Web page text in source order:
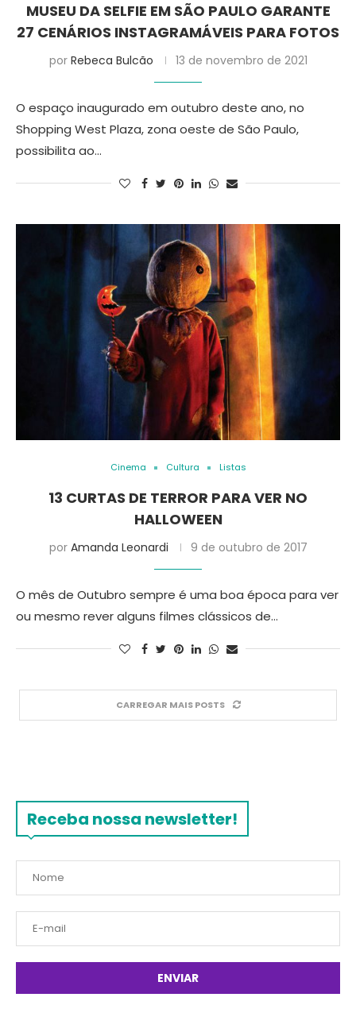
MUSEU DA SELFIE EM SÃO PAULO GARANTE
27 CENÁRIOS INSTAGRAMÁVEIS PARA FOTOS
por Rebeca Bulcão 13 de novembro de 2021
O espaço inaugurado em outubro deste ano, no
Shopping West Plaza, zona oeste de São Paulo,
possibilita ao…
Cinema Cultura Listas
13 CURTAS DE TERROR PARA VER NO
HALLOWEEN
por Amanda Leonardi 9 de outubro de 2017
O mês de Outubro sempre é uma boa época para ver
ou mesmo rever alguns filmes clássicos de…
CARREGAR MAIS POSTS
Receba nossa newsletter!